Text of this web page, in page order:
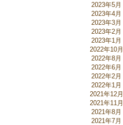
2023年5月
2023年4月
2023年3月
2023年2月
2023年1月
2022年10月
2022年8月
2022年6月
2022年2月
2022年1月
2021年12月
2021年11月
2021年8月
2021年7月